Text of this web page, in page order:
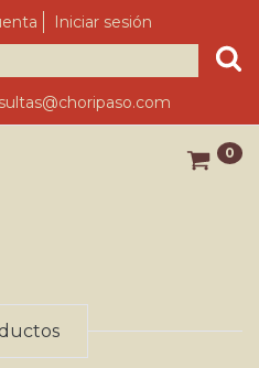
Iniciar sesión
0